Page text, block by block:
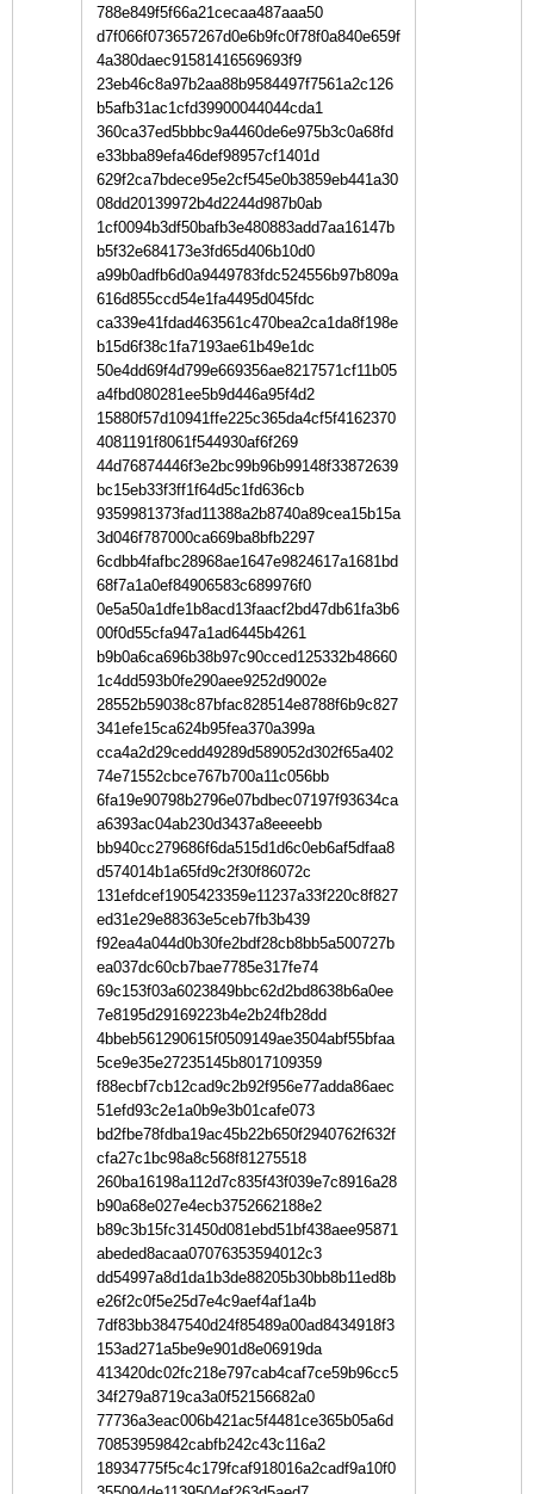
788e849f5f66a21cecaa487aaa50
d7f066f073657267d0e6b9fc0f78f0a840e659f
4a380daec91581416569693f9
23eb46c8a97b2aa88b9584497f7561a2c126
b5afb31ac1cfd39900044044cda1
360ca37ed5bbbc9a4460de6e975b3c0a68fd
e33bba89efa46def98957cf1401d
629f2ca7bdece95e2cf545e0b3859eb441a30
08dd20139972b4d2244d987b0ab
1cf0094b3df50bafb3e480883add7aa16147b
b5f32e684173e3fd65d406b10d0
a99b0adfb6d0a9449783fdc524556b97b809a
616d855ccd54e1fa4495d045fdc
ca339e41fdad463561c470bea2ca1da8f198e
b15d6f38c1fa7193ae61b49e1dc
50e4dd69f4d799e669356ae8217571cf11b05
a4fbd080281ee5b9d446a95f4d2
15880f57d10941ffe225c365da4cf5f4162370
4081191f8061f544930af6f269
44d76874446f3e2bc99b96b99148f33872639
bc15eb33f3ff1f64d5c1fd636cb
9359981373fad11388a2b8740a89cea15b15a
3d046f787000ca669ba8bfb2297
6cdbb4fafbc28968ae1647e9824617a1681bd
68f7a1a0ef84906583c689976f0
0e5a50a1dfe1b8acd13faacf2bd47db61fa3b6
00f0d55cfa947a1ad6445b4261
b9b0a6ca696b38b97c90cced125332b48660
1c4dd593b0fe290aee9252d9002e
28552b59038c87bfac828514e8788f6b9c827
341efe15ca624b95fea370a399a
cca4a2d29cedd49289d589052d302f65a402
74e71552cbce767b700a11c056bb
6fa19e90798b2796e07bdbec07197f93634ca
a6393ac04ab230d3437a8eeeebb
bb940cc279686f6da515d1d6c0eb6af5dfaa8
d574014b1a65fd9c2f30f86072c
131efdcef1905423359e11237a33f220c8f827
ed31e29e88363e5ceb7fb3b439
f92ea4a044d0b30fe2bdf28cb8bb5a500727b
ea037dc60cb7bae7785e317fe74
69c153f03a6023849bbc62d2bd8638b6a0ee
7e8195d29169223b4e2b24fb28dd
4bbeb561290615f0509149ae3504abf55bfaa
5ce9e35e27235145b8017109359
f88ecbf7cb12cad9c2b92f956e77adda86aec
51efd93c2e1a0b9e3b01cafe073
bd2fbe78fdba19ac45b22b650f2940762f632f
cfa27c1bc98a8c568f81275518
260ba16198a112d7c835f43f039e7c8916a28
b90a68e027e4ecb3752662188e2
b89c3b15fc31450d081ebd51bf438aee95871
abeded8acaa07076353594012c3
dd54997a8d1da1b3de88205b30bb8b11ed8b
e26f2c0f5e25d7e4c9aef4af1a4b
7df83bb3847540d24f85489a00ad8434918f3
153ad271a5be9e901d8e06919da
413420dc02fc218e797cab4caf7ce59b96cc5
34f279a8719ca3a0f52156682a0
77736a3eac006b421ac5f4481ce365b05a6d
70853959842cabfb242c43c116a2
18934775f5c4c179fcaf918016a2cadf9a10f0